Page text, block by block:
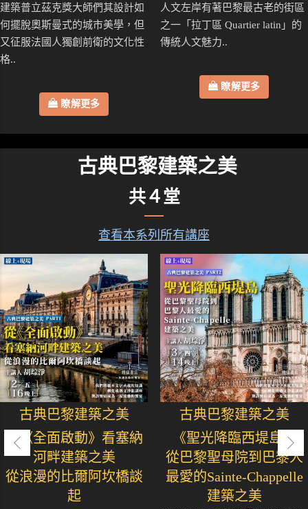
建築普立茲克獎大師們其設計如
何擺脫奧斯曼式的城市美學，但
又征服法國人獨創前衛的文化性
格..
瞭解更多
人文左岸有著巴黎最古老的街區
之一「拉丁區 Quartier latin」的
傳統人文魅力..
瞭解更多
古典巴黎建築之美
共４堂
查看本系列所有講座
古典巴黎建築之美
從《全面啟動》看塞納
河畔建築之美
從浪漫的比爾阿坎橋談
起
古典巴黎建築之美
《聖光降臨西堤島》
從巴黎聖母院到巴黎人
最愛的Sainte-Chappelle
建築之美